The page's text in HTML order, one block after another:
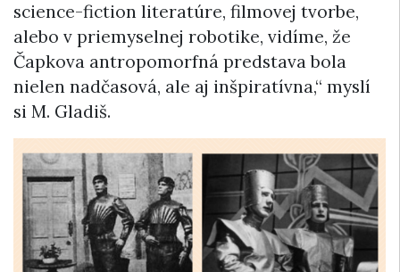
science-fiction literatúre, filmovej tvorbe,
alebo v priemyselnej robotike, vidíme, že
Čapkova antropomorfná predstava bola
nielen nadčasová, ale aj inšpiratívna,“ myslí
si M. Gladiš.